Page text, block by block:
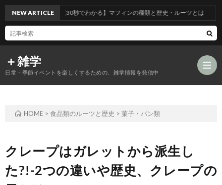
＋雑学
日常・季節イベントを楽しくするための、雑学情報を発信中
類
中
風
NEW ARTICLE
【30秒でわかる】マフィンの種類と歴史・ルーツとは
HOME > 食品類のルーツと歴史 > 菓子・パン類
クレープはガレットから派生し
た?!-2つの違いや歴史、クレープの